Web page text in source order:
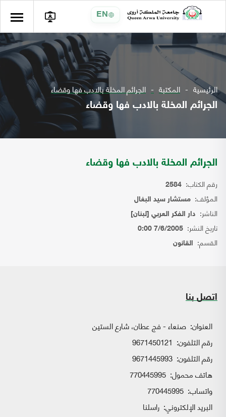
EN
الرئيسية المكتبة الجرائم المخلة بالادب فها وقضاء
الجرائم المخلة بالادب فها وقضاء
الجرائم المخلة بالادب فها وقضاء
رقم الكتاب: 2584
المؤلف: مستشار سيد البغال
الناشر: دار الفكر العربي [لبنان]
تاريخ النشر: 7/6/2005 0:00
القسم: القانون
اتصل بنا
العنوان: صنعاء - فج عطان، شارع الستين
رقم التلفون: 9671450121
رقم التلفون: 9671445993
هاتف محمول: 770445995
واتساب:
البريد الإلكتروني: راسلنا